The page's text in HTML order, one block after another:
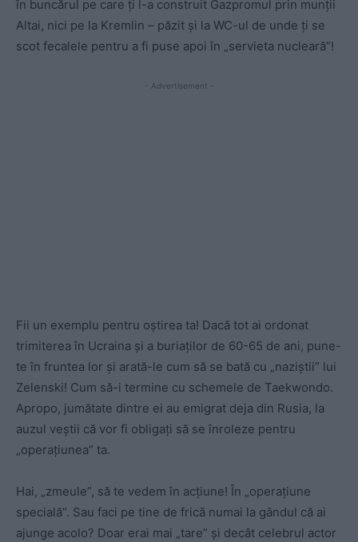
în buncărul pe care ți l-a construit Gazpromul prin munții
Altai, nici pe la Kremlin – păzit și la WC-ul de unde ți se
scot fecalele pentru a fi puse apoi în „servieta nucleară”!
- Advertisement -
Fii un exemplu pentru oștirea ta! Dacă tot ai ordonat
trimiterea în Ucraina și a buriaților de 60-65 de ani, pune-
te în fruntea lor și arată-le cum să se bată cu „naziștii” lui
Zelenski! Cum să-i termine cu schemele de Taekwondo.
Apropo, jumătate dintre ei au emigrat deja din Rusia, la
auzul veștii că vor fi obligați să se înroleze pentru
„operațiunea” ta.
Hai, „zmeule”, să te vedem în acțiune! În „operațiune
specială”. Sau faci pe tine de frică numai la gândul că ai
ajunge acolo? Doar erai mai „tare” și decât celebrul actor